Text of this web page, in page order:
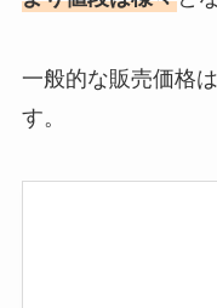
一般的な販売価格
す。